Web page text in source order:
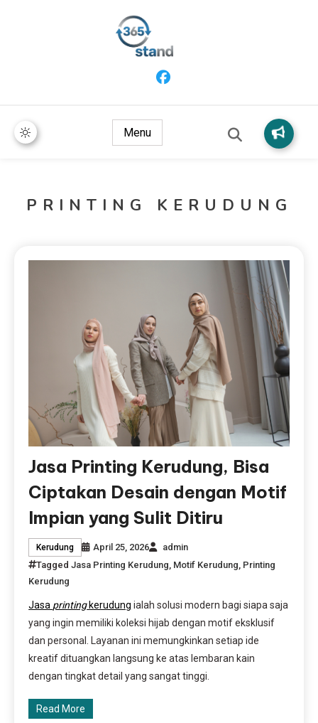
Menu
PRINTING KERUDUNG
Jasa Printing Kerudung, Bisa
Ciptakan Desain dengan Motif
Impian yang Sulit Ditiru
Kerudung April 25, 2026
admin
TaggedJasa Printing Kerudung, Motif Kerudung, Printing
Kerudung
Jasa printingkerudung ialah solusi modern bagi siapa saja
yang ingin memiliki koleksi hijab dengan motif eksklusif
dan personal. Layanan ini memungkinkan setiap ide
kreatif dituangkan langsung ke atas lembaran kain
dengan tingkat detail yang sangat tinggi.
Read More